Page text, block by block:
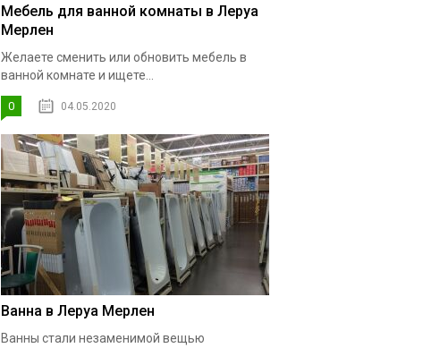
Мебель для ванной комнаты в Леруа
Мерлен
Желаете сменить или обновить мебель в
ванной комнате и ищете...
0 04.05.2020
Ванна в Леруа Мерлен
Ванны стали незаменимой вещью